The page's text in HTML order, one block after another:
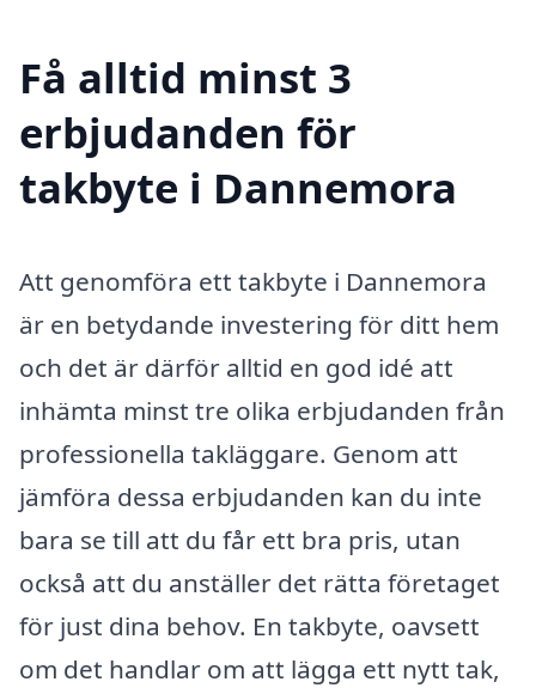
Få alltid minst 3
erbjudanden för
takbyte i Dannemora
Att genomföra ett takbyte i Dannemora
är en betydande investering för ditt hem
och det är därför alltid en god idé att
inhämta minst tre olika erbjudanden från
professionella takläggare. Genom att
jämföra dessa erbjudanden kan du inte
bara se till att du får ett bra pris, utan
också att du anställer det rätta företaget
för just dina behov. En takbyte, oavsett
om det handlar om att lägga ett nytt tak,